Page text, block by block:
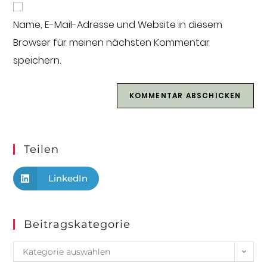
Name, E-Mail-Adresse und Website in diesem
Browser für meinen nächsten Kommentar
speichern.
Teilen
LinkedIn
Beitragskategorie
Kategorie auswählen